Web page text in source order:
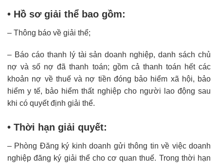
• Hồ sơ giải thể bao gồm:
– Thông báo về giải thể;
– Báo cáo thanh lý tài sản doanh nghiệp, danh sách chủ
nợ và số nợ đã thanh toán; gồm cả thanh toán hết các
khoản nợ về thuế và nợ tiền đóng bảo hiểm xã hội, bảo
hiểm y tế, bảo hiểm thất nghiệp cho người lao động sau
khi có quyết định giải thể.
• Thời hạn giải quyết:
– Phòng Đăng ký kinh doanh gửi thông tin về việc doanh
nghiệp đăng ký giải thể cho cơ quan thuế. Trong thời hạn